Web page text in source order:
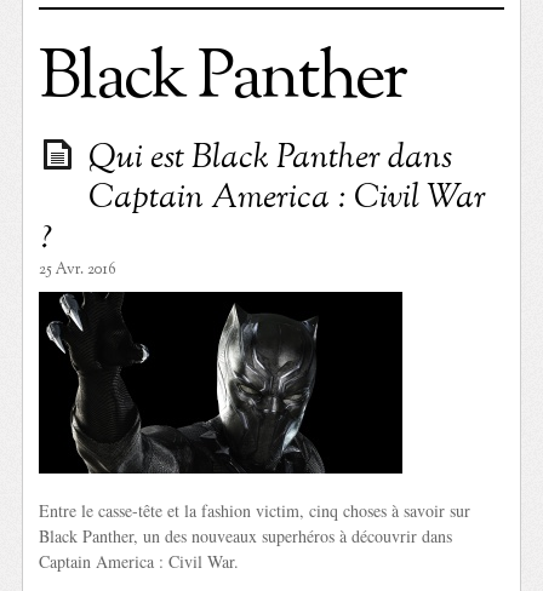
Black Panther
Qui est Black Panther dans
Captain America : Civil War
?
25 Avr. 2016
Entre le casse-tête et la fashion victim, cinq choses à savoir sur
Black Panther, un des nouveaux superhéros à découvrir dans
Captain America : Civil War.